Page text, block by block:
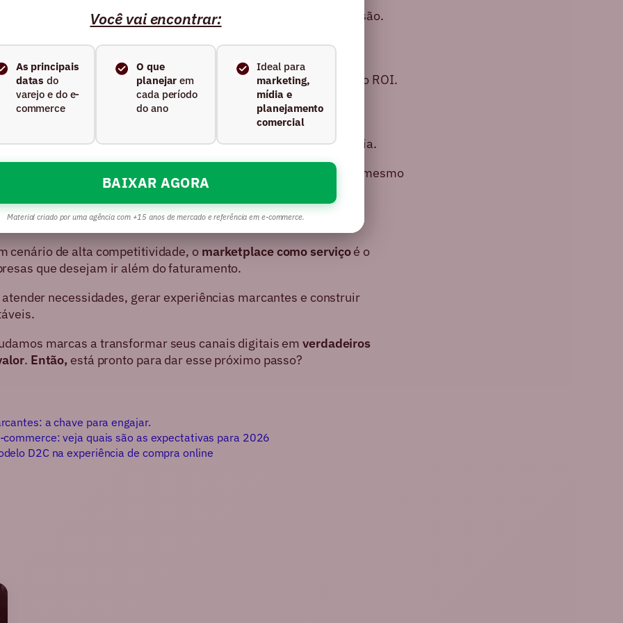
em jornadas intuitivas que reduzem atrito e aumentam a conversão.
performance
segmentadas para atrair o público certo e maximizar o ROI.
atendimento ágil e humanizado que gera satisfação e recorrência.
vender, trata-se de criar uma relação contínua, que se mantém mesmo
cenário de alta competitividade, o marketplace como serviçoé o
que desejam ir além do faturamento.
necessidades, gerar experiências marcantes e construir
marcas a transformar seus canais digitais emverdadeiros
. Então, está pronto para dar esse próximo passo?
a chave para engajar.
commerce: veja quais são as expectativas para 2026
D2C na experiência de compra online
Você vai encontrar:
As principais
datas do
varejo e do e-
commerce
O que
planejar em
cada período
do ano
Ideal para
marketing,
mídia e
planejamento
comercial
BAIXAR AGORA
Material criado por uma agência com +15 anos de mercado e referência em e-commerce.